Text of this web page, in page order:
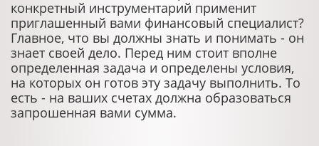
конкретный инструментарий применит
приглашенный вами финансовый специалист?
Главное, что вы должны знать и понимать - он
знает своей дело. Перед ним стоит вполне
определенная задача и определены условия,
на которых он готов эту задачу выполнить. То
есть - на ваших счетах должна образоваться
запрошенная вами сумма.